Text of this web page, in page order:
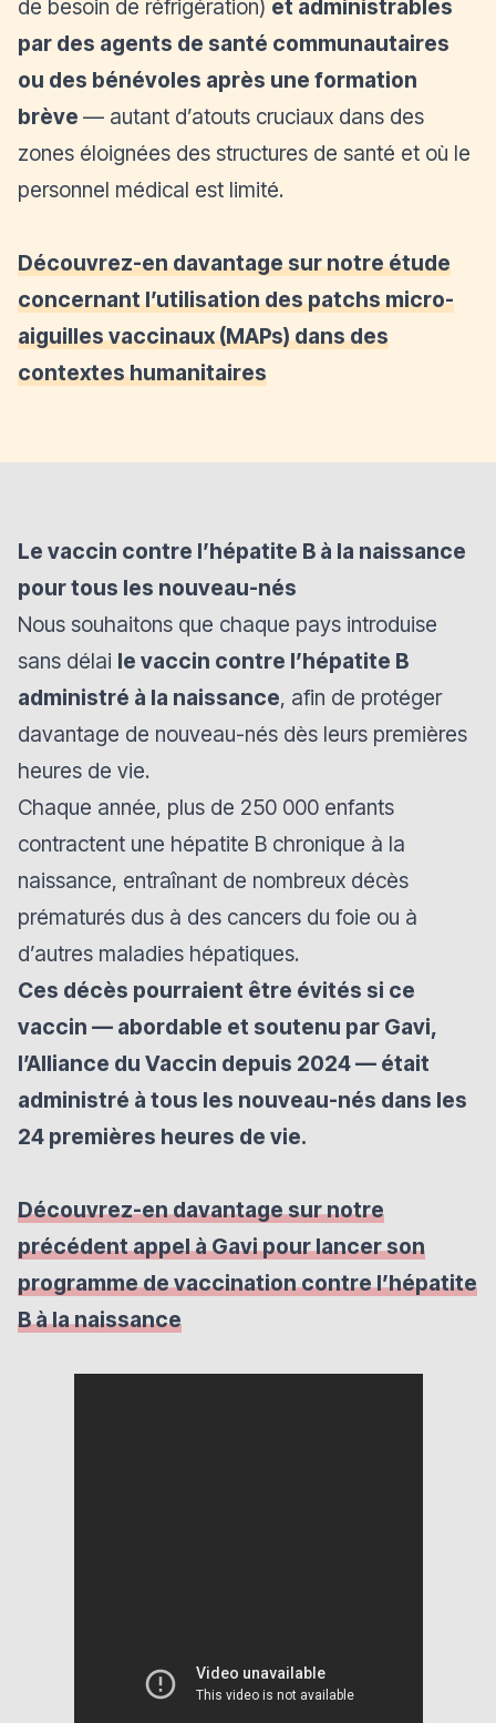
de besoin de réfrigération) et administrables
par des agents de santé communautaires
ou des bénévoles après une formation
brève — autant d’atouts cruciaux dans des
zones éloignées des structures de santé et où le
personnel médical est limité.
Découvrez-en davantage sur notre étude
concernant l’utilisation des patchs micro-
aiguilles vaccinaux (MAPs) dans des
contextes humanitaires
Le vaccin contre l’hépatite B à la naissance
pour tous les nouveau-nés
Nous souhaitons que chaque pays introduise
sans délai le vaccin contre l’hépatite B
administré à la naissance, afin de protéger
davantage de nouveau-nés dès leurs premières
heures de vie.
Chaque année, plus de 250 000 enfants
contractent une hépatite B chronique à la
naissance, entraînant de nombreux décès
prématurés dus à des cancers du foie ou à
d’autres maladies hépatiques.
Ces décès pourraient être évités si ce
vaccin — abordable et soutenu par Gavi,
l’Alliance du Vaccin depuis 2024 — était
administré à tous les nouveau-nés dans les
24 premières heures de vie.
Découvrez-en davantage sur notre
précédent appel à Gavi pour lancer son
programme de vaccination contre l’hépatite
B à la naissance